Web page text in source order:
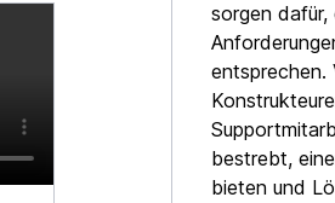
sorgen
entsprechen.
bestrebt,
bieten und